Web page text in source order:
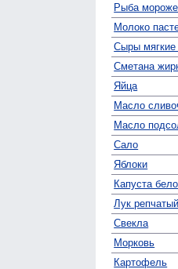
Рыба
Молоко
Сыры
Сметана
Яйца
Масло
Масло
Сало
Яблоки
Капуста
Лук репчатый
Свекла
Морковь
Картофель